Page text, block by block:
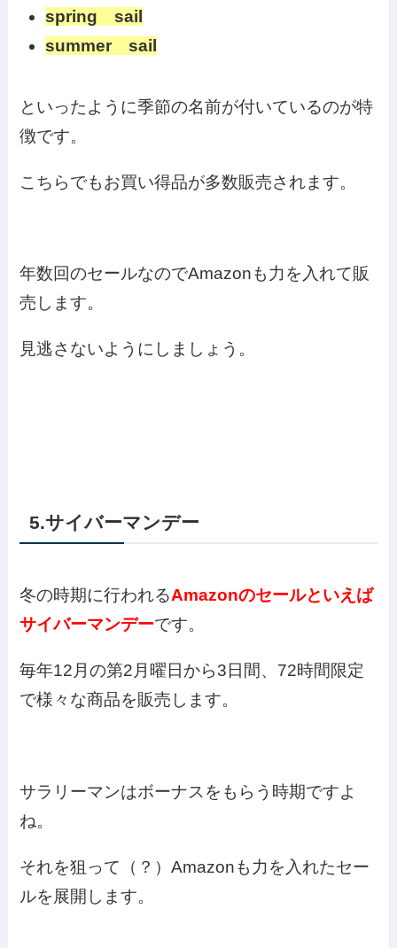
spring sail
summer sail
といったように季節の名前が付いているのが特
徴です。
こちらでもお買い得品が多数販売されます。
年数回のセールなのでAmazonも力を入れて販
売します。
見逃さないようにしましょう。
5.サイバーマンデー
冬の時期に行われるAmazonのセールといえば
サイバーマンデーです。
毎年12月の第2月曜日から3日間、72時間限定
で様々な商品を販売します。
サラリーマンはボーナスをもらう時期ですよ
ね。
それを狙って（？）Amazonも力を入れたセー
ルを展開します。